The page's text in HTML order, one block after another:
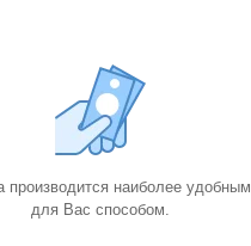
производится наиболее удобным
для Вас способом.